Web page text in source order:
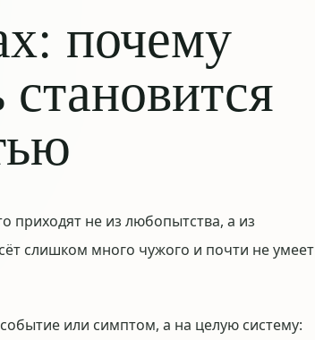
почему
становится
приходят не из любопытства, а из
слишком много чужого и почти не умеет
или симптом, а на целую систему: